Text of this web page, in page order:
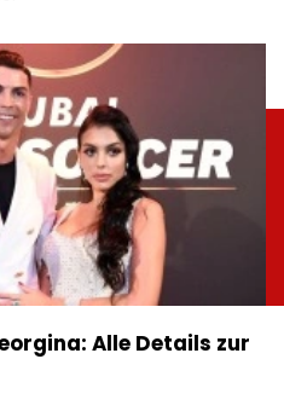
Alle Details zur